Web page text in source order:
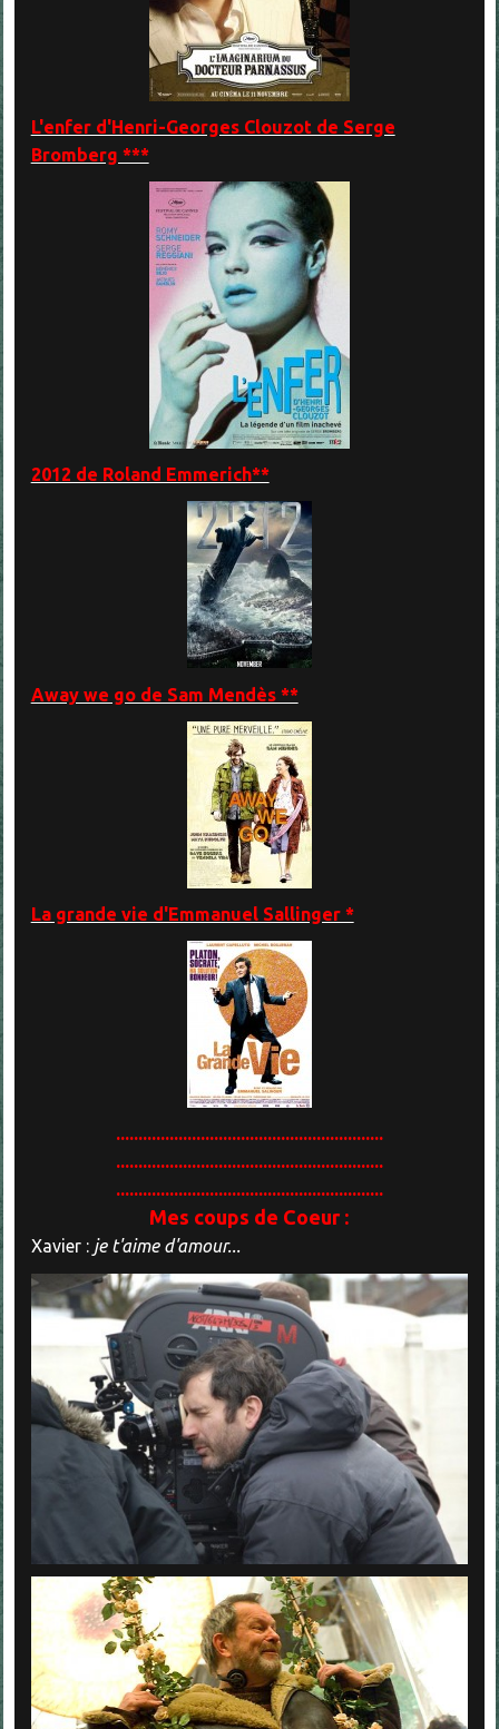
L'enfer d'Henri-Georges Clouzot de Serge
Bromberg ***
2012 de Roland Emmerich**
Away we go de Sam Mendès **
La grande vie d'Emmanuel Sallinger *
............................................................
............................................................
............................................................
Mes coups de Coeur :
Xavier : je t'aime d'amour...